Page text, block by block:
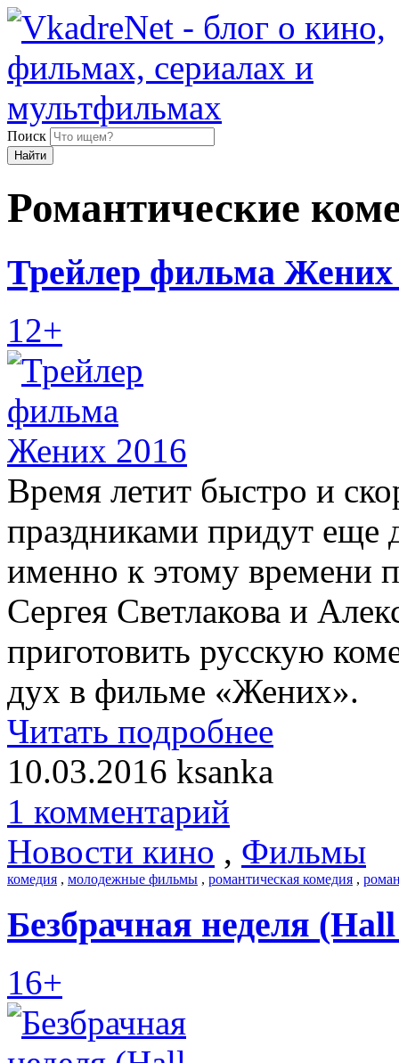
Поиск
Найти
Романтические
Трейлер фильма Жених
12+
Время летит быстро и
праздниками придут еще
именно к этому времени
Сергея Светлакова и
приготовить русскую
дух в фильме «Жених».
Читать подробнее
10.03.2016 ksanka
1 комментарий
Новости кино , Фильмы
комедия , молодежные фильмы , романтическая комедия ,
Безбрачная неделя (Hall
16+